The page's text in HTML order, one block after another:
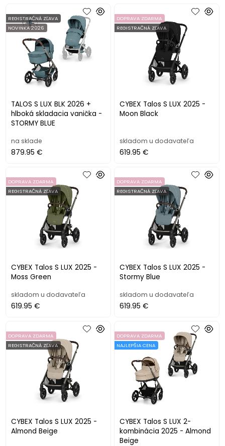
TALOS S LUX BLK 2026 +
hlboká skladacia vanička -
STORMY BLUE
REGISTRAČNÁ ZĽAVA
NOVINKA 2026
na sklade
879.95 €
CYBEX Talos S LUX 2025 -
Moon Black
DOPRAVA ZDARMA
REGISTRAČNÁ ZĽAVA
skladom u dodavateľa
619.95 €
CYBEX Talos S LUX 2025 -
Moss Green
DOPRAVA ZDARMA
REGISTRAČNÁ ZĽAVA
skladom u dodavateľa
619.95 €
CYBEX Talos S LUX 2025 -
Stormy Blue
DOPRAVA ZDARMA
REGISTRAČNÁ ZĽAVA
skladom u dodavateľa
619.95 €
CYBEX Talos S LUX 2025 -
Almond Beige
DOPRAVA ZDARMA
REGISTRAČNÁ ZĽAVA
CYBEX Talos S LUX 2-
kombinácia 2025 - Almond
Beige
DOPRAVA ZDARMA
NAJLEPŠIA CENA